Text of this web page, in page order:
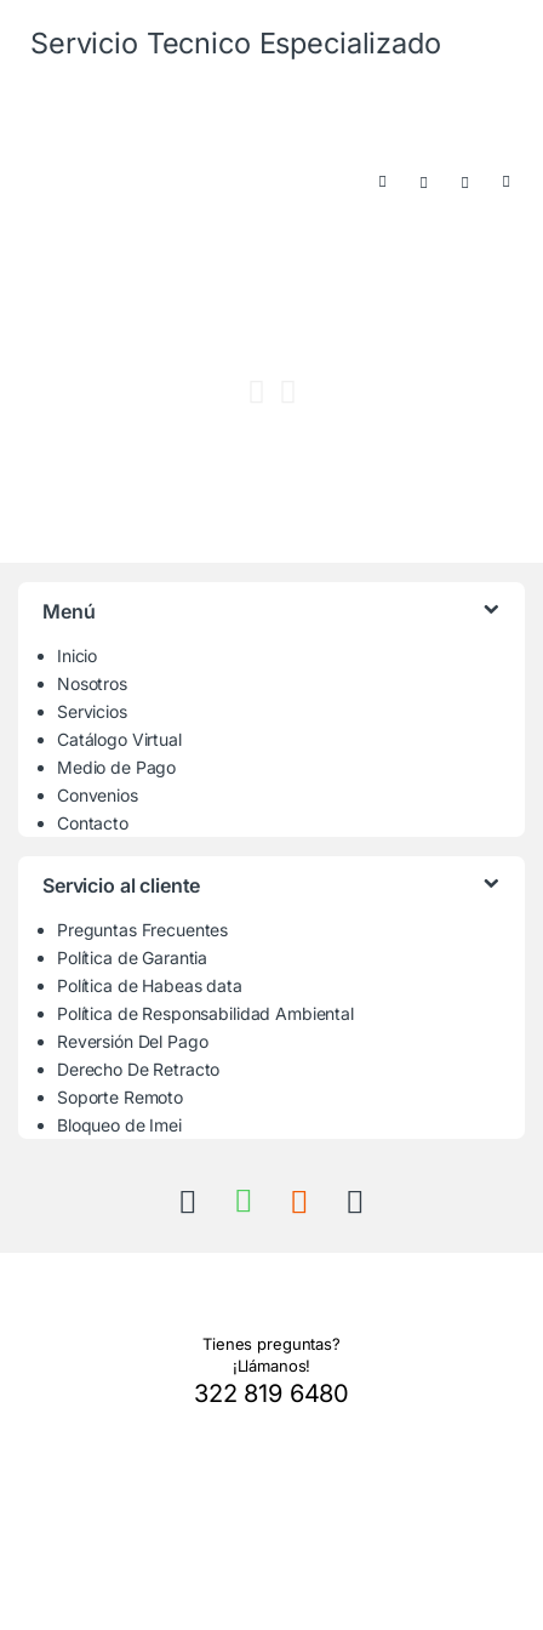
Servicio Tecnico Especializado
Menú
Inicio
Nosotros
Servicios
Catálogo Virtual
Medio de Pago
Convenios
Contacto
Servicio al cliente
Preguntas Frecuentes
Política de Garantia
Política de Habeas data
Política de Responsabilidad Ambiental
Reversión Del Pago
Derecho De Retracto
Soporte Remoto
Bloqueo de Imei
Tienes preguntas?
¡Llámanos!
322 819 6480